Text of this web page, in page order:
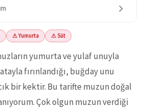
⚠ Yumurta ⚠ Süt
yumurta ve yulaf unuyla
fırınlandığı, buğday unu
bir kektir. Bu tarifte muzun doğal
Çok olgun muzun verdiği